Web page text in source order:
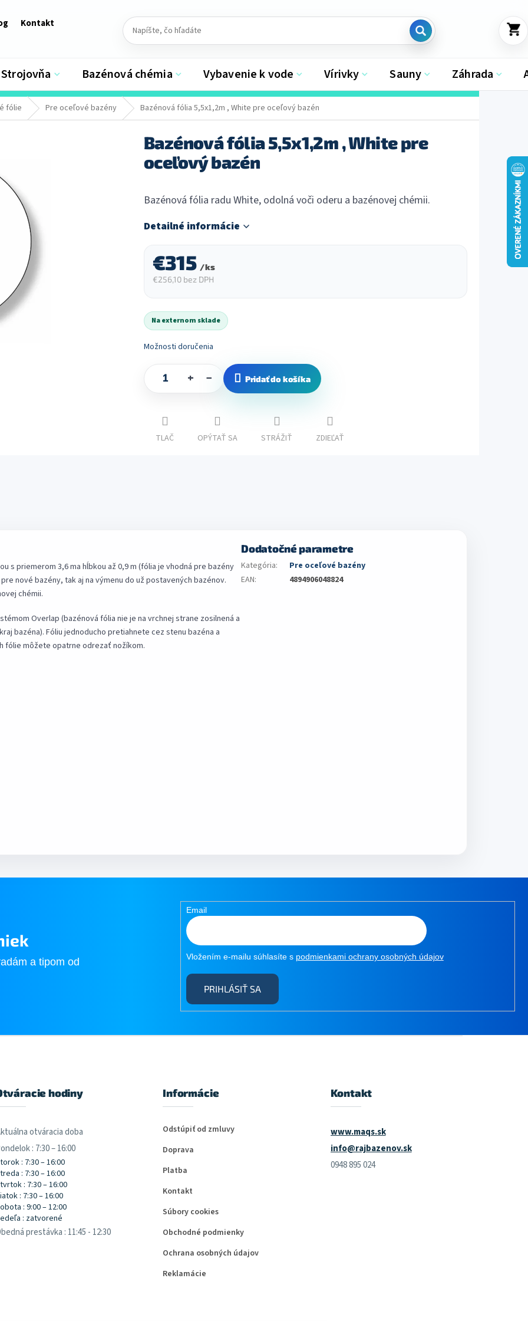
Kontakt
KOŠÍK
Strojovňa Bazénová chémia Vybavenie k vode Vírivky Sauny Záhrada
fólie Pre oceľové bazény Bazénová fólia 5,5x1,2m , White pre oceľový bazén
Bazénová fólia 5,5x1,2m , White pre
oceľový bazén
Bazénová fólia radu White, odolná voči oderu a bazénovej chémii.
Detailné informácie
€315 / ks
€256,10 bez DPH
Na externom sklade
Možnosti doručenia
+ − Pridať do košíka
TLAČ OPÝTAŤ SA STRÁŽIŤ ZDIEĽAŤ
s priemerom 3,6 ma hĺbkou až 0,9 m (fólia je vhodná pre bazény
nové bazény, tak aj na výmenu do už postavených bazénov.
chémii.
Overlap (bazénová fólia nie je na vrchnej strane zosilnená a
bazéna). Fóliu jednoducho pretiahnete cez stenu bazéna a
fólie môžete opatrne odrezať nožíkom.
Dodatočné parametre
Kategória:
Pre oceľové bazény
EAN: 4894906048824
a tipom od
Email
Vložením e-mailu súhlasíte s podmienkami ochrany osobných údajov
PRIHLÁSIŤ SA
hodiny
otváracia doba
: 7:30 – 16:00
: 7:30 – 16:00
: 7:30 – 16:00
: 7:30 – 16:00
: 7:30 – 16:00
: 9:00 – 12:00
: zatvorené
prestávka : 11:45 - 12:30
Informácie
Odstúpiť od zmluvy
Doprava
Platba
Kontakt
Súbory cookies
Obchodné podmienky
Ochrana osobných údajov
Reklamácie
Kontakt
www.maqs.sk
info@rajbazenov.sk
0948 895 024